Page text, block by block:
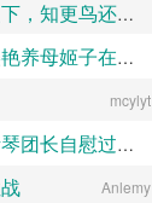
在媚黑模因病毒的侵染之下，知更鸟还是恶堕成了黑爹的媚黑母猪
人头木321
关于冷艳亲妈卡芙卡和美艳养母姬子在催眠洗脑之中变为浓妆艳抹的淫贱碧池婊子
黄泉
mcylyt
被催淫魔法淫乱化的母猪琴团长自慰过头以至于让团员输掉蒙德防卫战？
小鲨鱼
Anlemy